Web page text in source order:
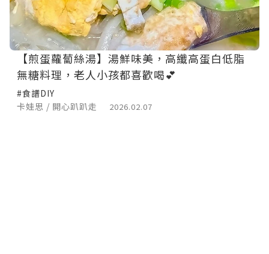
【煎蛋蘿蔔絲湯】湯鮮味美，高纖高蛋白低脂
無糖料理，老人小孩都喜歡喝💕
#食譜DIY
卡娃思 / 開心趴趴走
2026.02.07